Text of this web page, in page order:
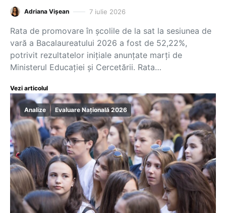
Adriana Vișean 7 iulie 2026
Rata de promovare în școlile de la sat la sesiunea de
vară a Bacalaureatului 2026 a fost de 52,22%,
potrivit rezultatelor inițiale anunțate marți de
Ministerul Educației și Cercetării. Rata…
Vezi articolul
Analize Evaluare Națională 2026